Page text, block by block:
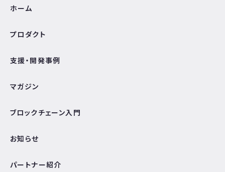
ホーム
プロダクト
支援・開発事例
マガジン
ブロックチェーン入門
お知らせ
パートナー紹介